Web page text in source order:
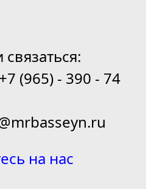
(965) - 390 - 74
на нас